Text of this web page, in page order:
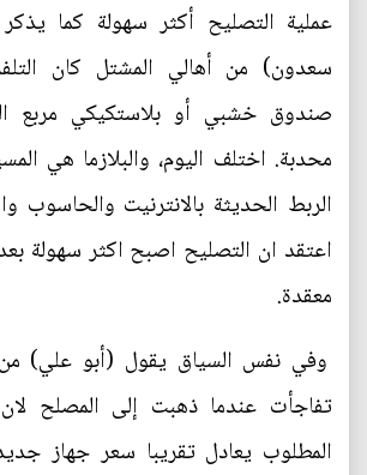
عملية التصليح أكثر سهولة كما
سعدون) من أهالي المشتل كان
صندوق خشبي أو بلاستكيكي مربع
محدبة. اختلف اليوم، والبلازما هي
الربط الحديثة بالانترنيت والحاسوب
اعتقد ان التصليح اصبح اكثر سهولة
معقدة.
وفي نفس السياق يقول (أبو علي) من
تفاجأت عندما ذهبت إلى المصلح لان
المطلوب يعادل تقريبا سعر جهاز